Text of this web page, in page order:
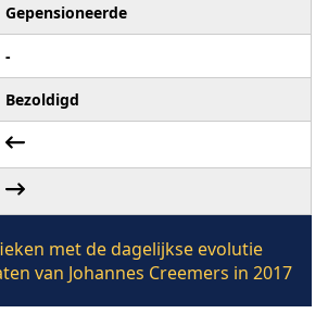
Gepensioneerde
-
Bezoldigd
met de dagelijkse evolutie
van Johannes Creemers in 2017